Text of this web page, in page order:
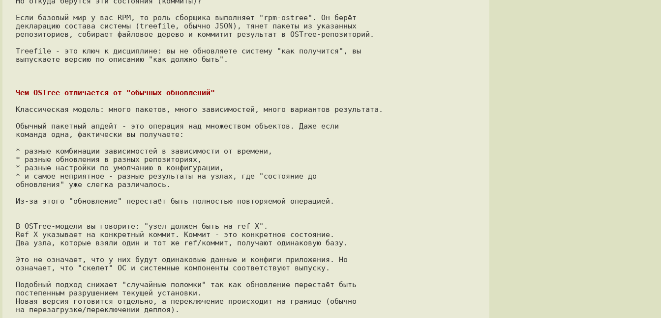
Если базовый мир у вас RPM, то роль сборщика выполняет "rpm-ostree". Он берёт
декларацию состава системы (treefile, обычно JSON), тянет пакеты из указанных
репозиториев, собирает файловое дерево и коммитит результат в OSTree-репозиторий.
Treefile - это ключ к дисциплине: вы не обновляете систему "как получится", вы
выпускаете версию по описанию "как должно быть".
Чем OSTree отличается от "обычных обновлений"
Классическая модель: много пакетов, много зависимостей, много вариантов результата.
Обычный пакетный апдейт - это операция над множеством объектов. Даже если
команда одна, фактически вы получаете:
* разные комбинации зависимостей в зависимости от времени,
* разные обновления в разных репозиториях,
* разные настройки по умолчанию в конфигурации,
* и самое неприятное - разные результаты на узлах, где "состояние до
обновления" уже слегка различалось.
Из-за этого "обновление" перестаёт быть полностью повторяемой операцией.
В OSTree-модели вы говорите: "узел должен быть на ref X".
Ref X указывает на конкретный коммит. Коммит - это конкретное состояние.
Два узла, которые взяли один и тот же ref/коммит, получают одинаковую базу.
Это не означает, что у них будут одинаковые данные и конфиги приложения. Но
означает, что "скелет" ОС и системные компоненты соответствуют выпуску.
Подобный подход снижает "случайные поломки" так как обновление перестаёт быть
постепенным разрушением текущей установки.
Новая версия готовится отдельно, а переключение происходит на границе (обычно
на перезагрузке/переключении деплоя).